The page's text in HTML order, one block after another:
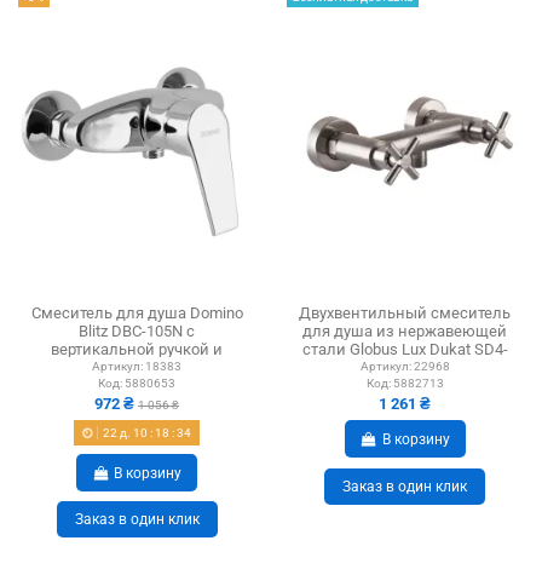
Смеситель для душа Domino
Blitz DBC-105N с
вертикальной ручкой и
душевым набором
Артикул: 18383
Код: 5880653
972 ₴1 056 ₴
22 д. 10 : 18 :33
В корзину
Заказ в один клик
Двухвентильный смеситель
для душа из нержавеющей
стали Globus Lux Dukat SD4-
105 с...
Артикул:22968
Код: 5882713
1 261 ₴
В корзину
Заказ в один клик